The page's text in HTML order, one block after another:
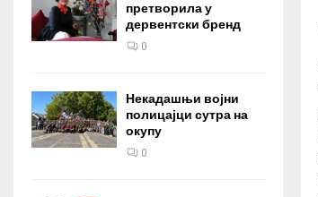
претворила у
дервентски бренд
0
Некадашњи војни
полицајци сутра на
окупу
0